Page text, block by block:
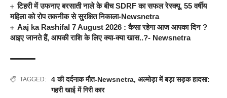
टिहरी में उफनाए बरसाती नाले के बीच SDRF का सफल रेस्क्यू, 55 वर्षीय
महिला को रोप तकनीक से सुरक्षित निकाला-Newsnetra
Aaj ka Rashifal 7 August 2026 : कैसा रहेगा आज आपका दिन ?
आइए जानते हैं, आपकी राशि के लिए क्या-क्या खास..?- Newsnetra
TAGGED: 4 की दर्दनाक मौत-Newsnetra, अल्मोड़ा में बड़ा सड़क हादसा:
गहरी खाई में गिरी कार